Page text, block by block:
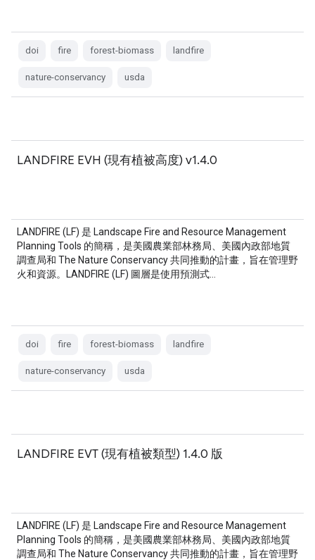
doi fire forest-biomass landfire
nature-conservancy usda
LANDFIRE EVH (現有植被高度) v1.4.0
LANDFIRE (LF) 是 Landscape Fire and Resource Management
Planning Tools 的簡稱，是美國農業部林務局、美國內政部地質
調查局和 The Nature Conservancy 共同推動的計畫，旨在管理野
火和資源。LANDFIRE (LF) 圖層是使用預測式…
doi fire forest-biomass landfire
nature-conservancy usda
LANDFIRE EVT (現有植被類型) 1.4.0 版
LANDFIRE (LF) 是 Landscape Fire and Resource Management
Planning Tools 的簡稱，是美國農業部林務局、美國內政部地質
調查局和 The Nature Conservancy 共同推動的計畫，旨在管理野